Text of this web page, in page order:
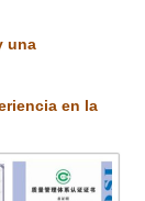
una
en la